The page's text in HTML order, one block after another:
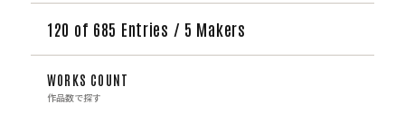
120 of 685 Entries / 5 Makers
WORKS COUNT
作品数で探す